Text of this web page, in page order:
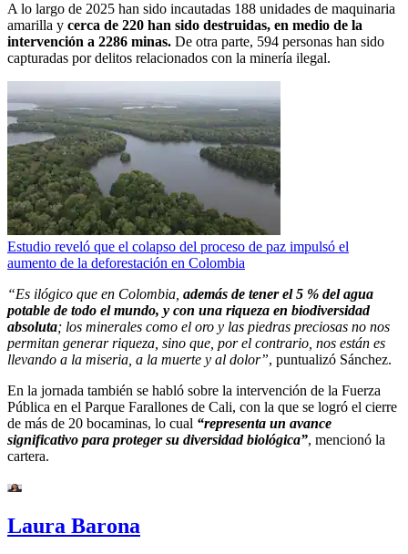
A lo largo de 2025 han sido incautadas 188 unidades de maquinaria
amarilla y cerca de 220 han sido destruidas, en medio de la
intervención a 2286 minas. De otra parte, 594 personas han sido
capturadas por delitos relacionados con la minería ilegal.
Estudio reveló que el colapso del proceso de paz impulsó el
aumento de la deforestación en Colombia
“Es ilógico que en Colombia, además de tener el 5 % del agua
potable de todo el mundo, y con una riqueza en biodiversidad
absoluta; los minerales como el oro y las piedras preciosas no nos
permitan generar riqueza, sino que, por el contrario, nos están es
llevando a la miseria, a la muerte y al dolor”, puntualizó Sánchez.
En la jornada también se habló sobre la intervención de la Fuerza
Pública en el Parque Farallones de Cali, con la que se logró el cierre
de más de 20 bocaminas, lo cual “representa un avance
significativo para proteger su diversidad biológica”, mencionó la
cartera.
Laura Barona